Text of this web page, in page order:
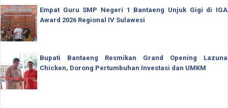
Empat Guru SMP Negeri 1 Bantaeng Unjuk Gigi di IGA
Award 2026 Regional IV Sulawesi
Bupati Bantaeng Resmikan Grand Opening Lazuna
Chicken, Dorong Pertumbuhan Investasi dan UMKM